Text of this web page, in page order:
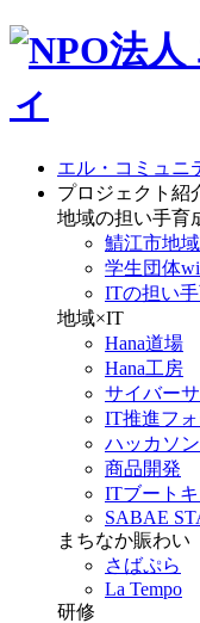
エル・コミュニ
プロジェクト紹
地域の担い手育
鯖江市地
学生団体
ITの担い
地域×IT
Hana道場
Hana工房
サイバー
IT推進フ
ハッカソ
商品開発
ITブート
SABAE
まちなか賑わい
さばぷら
La Tempo
研修